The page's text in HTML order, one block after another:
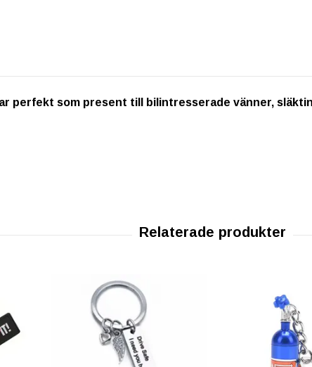
perfekt som present till bilintresserade vänner,